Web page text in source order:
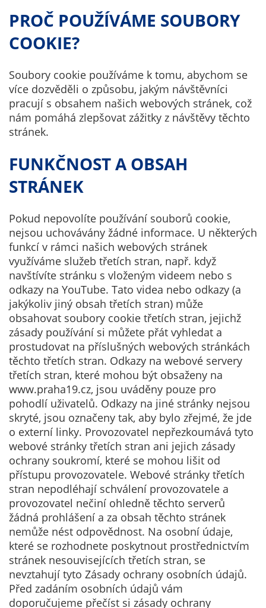
PROČ POUŽÍVÁME SOUBORY
COOKIE?
Soubory cookie používáme k tomu, abychom se
více dozvěděli o způsobu, jakým návštěvníci
pracují s obsahem našich webových stránek, což
nám pomáhá zlepšovat zážitky z návštěvy těchto
stránek.
FUNKČNOST A OBSAH
STRÁNEK
Pokud nepovolíte používání souborů cookie,
nejsou uchovávány žádné informace. U některých
funkcí v rámci našich webových stránek
využíváme služeb třetích stran, např. když
navštívíte stránku s vloženým videem nebo s
odkazy na YouTube. Tato videa nebo odkazy (a
jakýkoliv jiný obsah třetích stran) může
obsahovat soubory cookie třetích stran, jejichž
zásady používání si můžete přát vyhledat a
prostudovat na příslušných webových stránkách
těchto třetích stran. Odkazy na webové servery
třetích stran, které mohou být obsaženy na
www.praha19.cz, jsou uváděny pouze pro
pohodlí uživatelů. Odkazy na jiné stránky nejsou
skryté, jsou označeny tak, aby bylo zřejmé, že jde
o externí linky. Provozovatel nepřezkoumává tyto
webové stránky třetích stran ani jejich zásady
ochrany soukromí, které se mohou lišit od
přístupu provozovatele. Webové stránky třetích
stran nepodléhají schválení provozovatele a
provozovatel nečiní ohledně těchto serverů
žádná prohlášení a za obsah těchto stránek
nemůže nést odpovědnost. Na osobní údaje,
které se rozhodnete poskytnout prostřednictvím
stránek nesouvisejících třetích stran, se
nevztahují tyto Zásady ochrany osobních údajů.
Před zadáním osobních údajů vám
doporučujeme přečíst si zásady ochrany
technických
cookies na
našem webu. Z
technické
cookies
nemohou být
individuálně
deaktivovány
aktivovány.
cookies
Analytické
cookies nám
umožňují
měření
výkonu
našeho webu
a našich
reklamních
kampaní.
Jejich pomocí
určujeme
počet návštěv
a zdroje
návštěv našich
internetových
stránek. Data
získaná
pomocí
těchto
cookies
zpracováváme
souhrnně, bez
použití
identifikátorů,
které ukazují
na konkrétní